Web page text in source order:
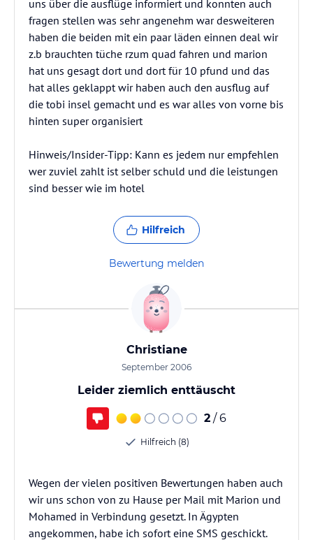
uns über die ausflüge informiert und konnten auch
fragen stellen was sehr angenehm war desweiteren
haben die beiden mit ein paar läden einnen deal wir
z.b brauchten tüche rzum quad fahren und marion
hat uns gesagt dort und dort für 10 pfund und das
hat alles geklappt wir haben auch den ausflug auf
die tobi insel gemacht und es war alles von vorne bis
hinten super organisiert
Hinweis/Insider-Tipp: Kann es jedem nur empfehlen
wer zuviel zahlt ist selber schuld und die leistungen
sind besser wie im hotel
Hilfreich
Bewertung melden
Christiane
September 2006
Leider ziemlich enttäuscht
2 / 6
Hilfreich (8)
Wegen der vielen positiven Bewertungen haben auch
wir uns schon von zu Hause per Mail mit Marion und
Mohamed in Verbindung gesetzt. In Ägypten
angekommen, habe ich sofort eine SMS geschickt.